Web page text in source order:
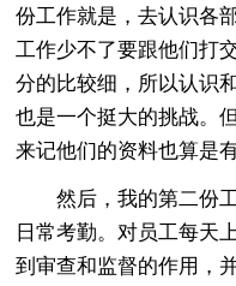
份工作就是，去认识各
工作少不了要跟他们打
分的比较细，所以认识
也是一个挺大的挑战。
来记他们的资料也算是
然后，我的第二份
日常考勤。对员工每天
到审查和监督的作用，